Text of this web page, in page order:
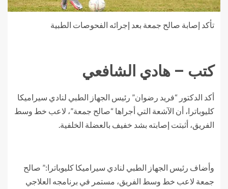
تأكد إصابة صالح جمعة بعد إجرائه الفحوصات الطبية
كتب – هادي الشافعي
أكد الدكتور “فريد رضوان” رئيس الجهاز الطبي لنادي سيراميكا
كليوباترا، أن الآشعة التي أجراها “صالح جمعة”، لاعب خط وسط
الفريق، أثبتت إصابته بشد خفيف بالعضلة الخلفية.
وأضاف رئيس الجهاز الطبي لنادي سيراميكا كليوباترا:” صالح
جمعة لاعب خط وسط الفريق، مستمر في برنامجه العلاجي